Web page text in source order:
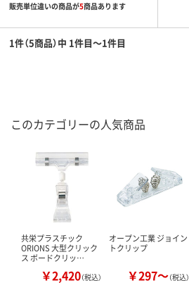
販売単位違いの商品が5商品あります
1件（5商品）中 1件目～1件目
このカテゴリーの人気商品
共栄プラスチック
ORIONS 大型クリック
ス ボードクリッ…
￥2,420（税込）
オープン工業 ジョイン
トクリップ
￥297～（税込）